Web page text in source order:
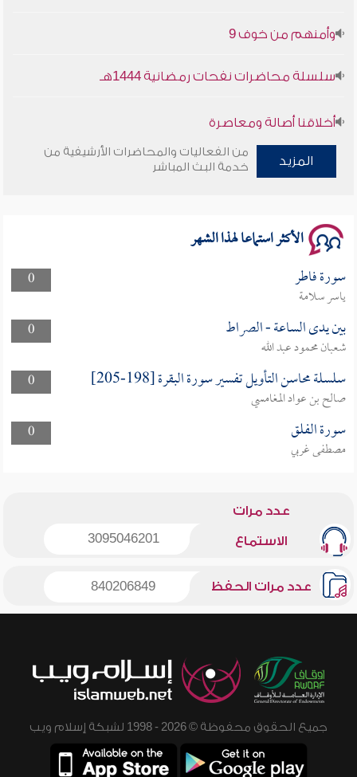
وأمنهم من خوف 9
سلسلة محاضرات نفحات رمضانية 1444هـ
أخلاقنا أصالة ومعاصرة
وأمنهم من خوف 9
المزيد
من الفعاليات والمحاضرات الأرشيفية من
خدمة البث المباشر
الأكثر استماعا لهذا الشهر
0 سورة فاطر
ياسر سلامة
0
بين يدى الساعة - الصراط
شعبان محمود عبد الله
0
سلسلة محاسن التأويل تفسير سورة البقرة [198-205]
صالح بن عواد المغامسي
0
سورة الفلق
مصطفى غربي
عدد مرات
الاستماع 3095046201
عدد مرات الحفظ 840206849
جميع الحقوق محفوظة © 2026 - 1998 لشبكة إسلام ويب